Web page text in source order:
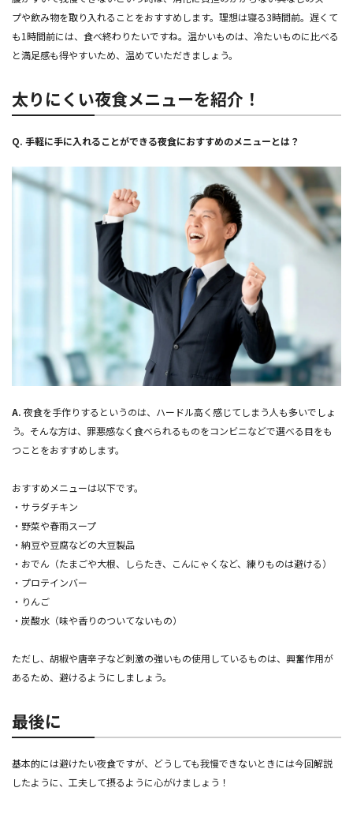
プや飲み物を取り入れることをおすすめします。理想は寝る3時間前。遅くて
も1時間前には、食べ終わりたいですね。温かいものは、冷たいものに比べる
と満足感も得やすいため、温めていただきましょう。
太りにくい夜食メニューを紹介！
Q. 手軽に手に入れることができる夜食におすすめのメニューとは？
A. 夜食を手作りするというのは、ハードル高く感じてしまう人も多いでしょ
う。そんな方は、罪悪感なく食べられるものをコンビニなどで選べる目をも
つことをおすすめします。
おすすめメニューは以下です。
・サラダチキン
・野菜や春雨スープ
・納豆や豆腐などの大豆製品
・おでん（たまごや大根、しらたき、こんにゃくなど、練りものは避ける）
・プロテインバー
・りんご
・炭酸水（味や香りのついてないもの）
ただし、胡椒や唐辛子など刺激の強いもの使用しているものは、興奮作用が
あるため、避けるようにしましょう。
最後に
基本的には避けたい夜食ですが、どうしても我慢できないときには今回解説
したように、工夫して摂るように心がけましょう！